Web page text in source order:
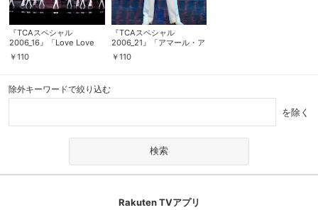
『TCAスペシャル
2006_16』「Love Love
Love」
￥110
『TCAスペシャル
2006_21』「アマール・ア
マール」
￥110
除外キーワードで絞り込む
を除く
Rakuten TVアプリ